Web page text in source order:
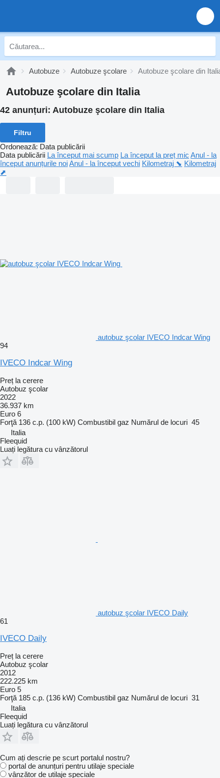
Autobuze Autobuze şcolare Autobuze şcolare din
Autobuze şcolare din Italia
42 anunțuri: Autobuze şcolare din Italia
Filtru
Ordonează: Data publicării
Data publicării La început mai scump La început la preț mic Anul - la
început anunțurile noiAnul - la început vechi Kilometraj ⬊ Kilometraj
⬈
autobuz şcolar IVECO Indcar Wing
94
IVECO Indcar Wing
Preț la cerere
Autobuz şcolar
2022
36.937 km
Euro 6
Forţă 136 c.p. (100 kW) Combustibil gaz Numărul de locuri 45
Italia
Fleequid
Luați legătura cu vânzătorul
autobuz şcolar IVECO Daily
61
IVECO Daily
Preț la cerere
Autobuz şcolar
2012
222.225 km
Euro 5
Forţă 185 c.p. (136 kW) Combustibil gaz Numărul de locuri 31
Italia
Fleequid
Luați legătura cu vânzătorul
Cum ați descrie pe scurt portalul nostru?
portal de anunțuri pentru utilaje speciale
vânzător de utilaje speciale